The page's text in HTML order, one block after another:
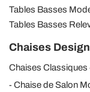
Tables Basses
Tables Basses
Chaises
Chaises Classiques
Chaise de Salon